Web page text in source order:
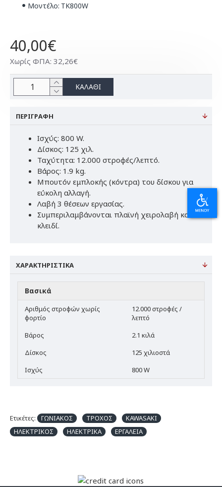
Μοντέλο: TK800W
40,00€
Χωρίς ΦΠΑ: 32,26€
ΚΑΛΆΘΙ
ΠΕΡΙΓΡΑΦΉ
Ισχύς: 800 W.
Δίσκος: 125 χιλ.
Ταχύτητα: 12.000 στροφές/λεπτό.
Βάρος: 1.9 kg.
Μπουτόν εμπλοκής (κόντρα) του δίσκου για
εύκολη αλλαγή.
Λαβή 3 θέσεων εργασίας.
Συμπεριλαμβάνονται πλαϊνή χειρολαβή και
κλειδί.
ΧΑΡΑΚΤΗΡΙΣΤΙΚΆ
Βασικά
Αριθμός στροφών χωρίς
φορτίο
12.000 στροφές /
λεπτό
Βάρος
2.1 κιλά
Δίσκος
125 χιλιοστά
Ισχύς
800 W
Ετικέτες: ΓΩΝΙΑΚΟΣ ΤΡΟΧΟΣ
KAWASAKI
ΗΛΕΚΤΡΙΚΟΣ
ΗΛΕΚΤΡΙΚΑ ΕΡΓΑΛΕΙΑ